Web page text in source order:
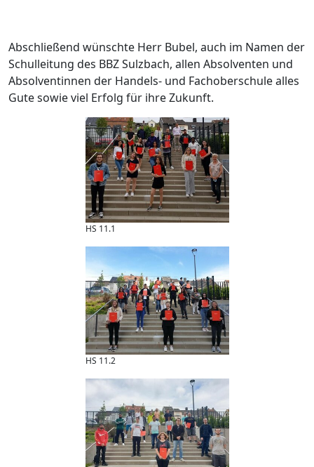
Abschließend wünschte Herr Bubel, auch im Namen der
Schulleitung des BBZ Sulzbach, allen Absolventen und
Absolventinnen der Handels- und Fachoberschule alles
Gute sowie viel Erfolg für ihre Zukunft.
HS 11.1
HS 11.2